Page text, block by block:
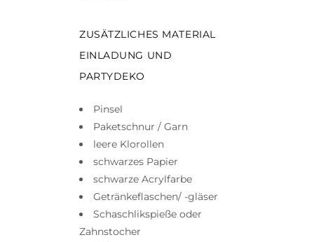
ZUSÄTZLICHES MATERIAL
EINLADUNG UND
PARTYDEKO
Pinsel
Paketschnur / Garn
leere Klorollen
schwarzes Papier
schwarze Acrylfarbe
Getränkeflaschen/ -gläser
Schaschlikspieße oder
Zahnstocher